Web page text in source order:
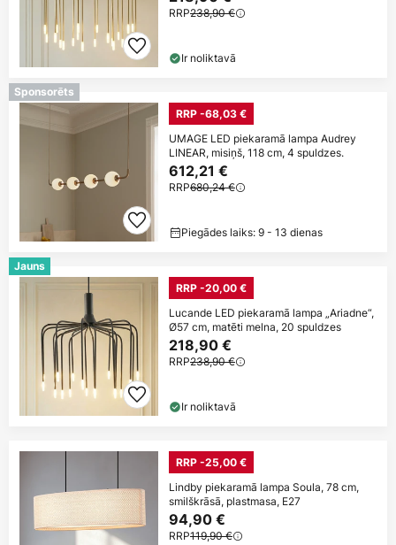
RRP238,90 €
Ir noliktavā
Sponsorēts
RRP -68,03 €
UMAGE LED piekaramā lampa Audrey
LINEAR, misiņš, 118 cm, 4 spuldzes.
612,21 €
RRP680,24 €
Piegādes laiks: 9 - 13 dienas
Jauns
RRP -20,00 €
Lucande LED piekaramā lampa „Ariadne“,
Ø57 cm, matēti melna, 20 spuldzes
218,90 €
RRP238,90 €
Ir noliktavā
RRP -25,00 €
Lindby piekaramā lampa Soula, 78 cm,
smilškrāsā, plastmasa, E27
94,90 €
RRP119,90 €